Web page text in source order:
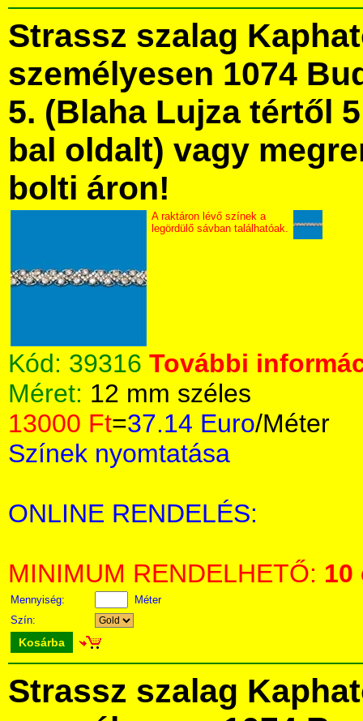
Strassz szalag
személyesen 1074
5. (Blaha Lujza tértől
bal oldalt) vagy
bolti áron!
A raktáron lévő színek a
legördülő sávban találhatóak.
Kód: 39316 További
Méret: 12 mm széles
13000 Ft=37.14 Euro/Méter
Színek nyomtatása
ONLINE RENDELÉS:
MINIMUM RENDELHETŐ: 10
Mennyiség:
Méter
Szín:
Kosárba
Strassz szalag